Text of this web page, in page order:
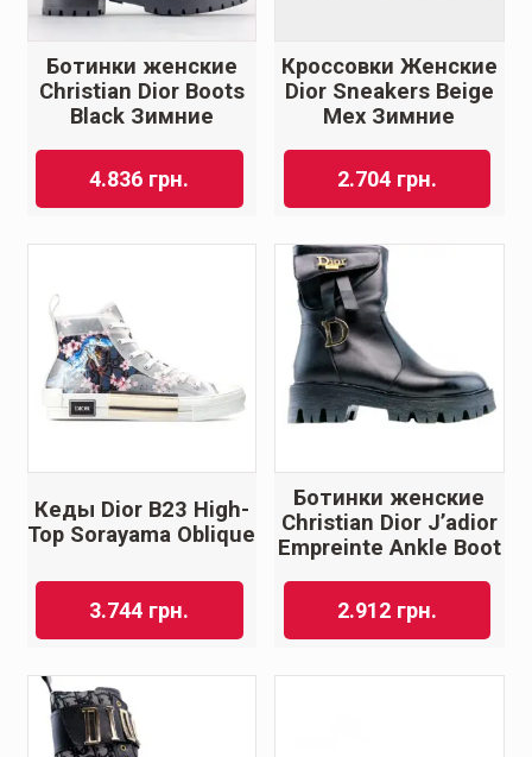
Ботинки женские
Christian Dior Boots
Black Зимние
4.836 грн.
Кроссовки Женские
Dior Sneakers Beige
Мех Зимние
2.704 грн.
Кеды Dior B23 High-
Top Sorayama Oblique
3.744 грн.
Ботинки женские
Christian Dior J’adior
Empreinte Ankle Boot
2.912 грн.